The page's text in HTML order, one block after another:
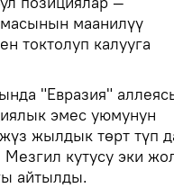
маанилүү
токтолуп калууга
"Евразия"
эмес уюмунун
жылдык төрт түп
кутусу эки
айтылды.